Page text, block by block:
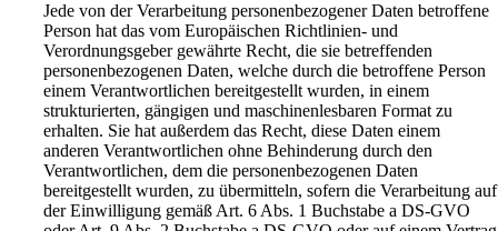
Jede von der Verarbeitung personenbezogener Daten betroffene
Person hat das vom Europäischen Richtlinien- und
Verordnungsgeber gewährte Recht, die sie betreffenden
personenbezogenen Daten, welche durch die betroffene Person
einem Verantwortlichen bereitgestellt wurden, in einem
strukturierten, gängigen und maschinenlesbaren Format zu
erhalten. Sie hat außerdem das Recht, diese Daten einem
anderen Verantwortlichen ohne Behinderung durch den
Verantwortlichen, dem die personenbezogenen Daten
bereitgestellt wurden, zu übermitteln, sofern die Verarbeitung auf
der Einwilligung gemäß Art. 6 Abs. 1 Buchstabe a DS-GVO